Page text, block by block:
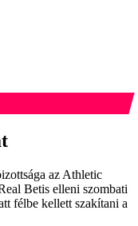
az Athletic
Betis elleni szombati
félbe kellett szakítani a